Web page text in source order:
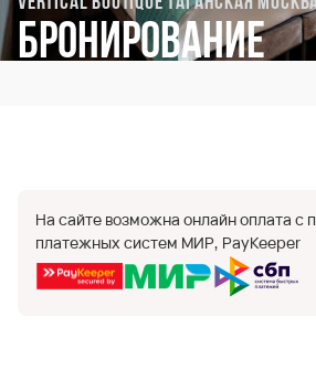
Бронирование
На сайте возможна онлайн оплата
платежных систем МИР, PayKeeper